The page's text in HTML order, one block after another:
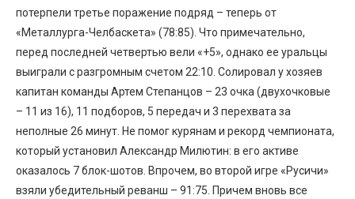
потерпели третье поражение подряд – теперь от
«Металлурга-Челбаскета» (78:85). Что примечательно,
перед последней четвертью вели «+5», однако ее уральцы
выиграли с разгромным счетом 22:10. Солировал у хозяев
капитан команды Артем Степанцов – 23 очка (двухочковые
– 11 из 16), 11 подборов, 5 передач и 3 перехвата за
неполные 26 минут. Не помог курянам и рекорд чемпионата,
который установил Александр Милютин: в его активе
оказалось 7 блок-шотов. Впрочем, во второй игре «Русичи»
взяли убедительный реванш – 91:75. Причем вновь все